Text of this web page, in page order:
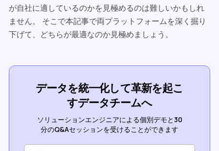
が自社に適しているのかを見極めるのは難しいかもしれ
ません。 そこで本記事で両プラットフォームを深く掘り
下げて、どちらが最適なのか見極めましょう。
データを統一化して革新を起こ
すデータチームへ
ソリューションエンジニアによる個別デモと30
分のQ&Aセッションを受けることができます